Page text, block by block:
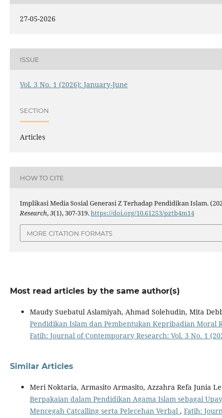
27-05-2026
ISSUE
Vol. 3 No. 1 (2026): January-June
SECTION
Articles
HOW TO CITE
Implikasi Media Sosial Generasi Z Terhadap Pendidikan Islam.
Research,3(1), 307-319.https://doi.org/10.61253/pztb4m14
MORE CITATION FORMATS
Most read articles by the same author(s)
Maudy Suebatul Aslamiyah, Ahmad Solehudin, Mita
Pendidikan Islam dan Pembentukan Kepribadian Moral
Fatih: Journal of Contemporary Research: Vol. 3 No. 1
Similar Articles
Meri Noktaria, Armasito Armasito, Azzahra Refa Junia
Berpakaian dalam Pendidikan Agama Islam sebagai
Mencegah Catcalling serta Pelecehan Verbal , Fatih: